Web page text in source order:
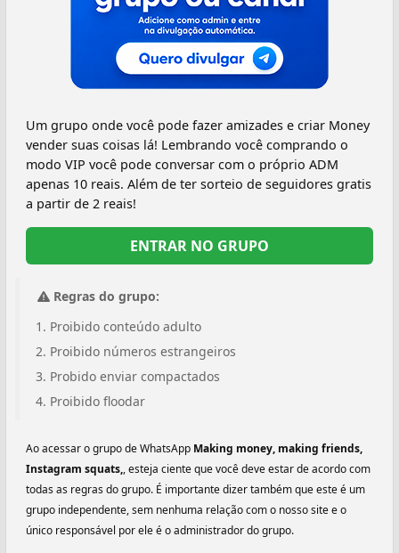
Um grupo onde você pode fazer amizades e criar Money
vender suas coisas lá! Lembrando você comprando o
modo VIP você pode conversar com o próprio ADM
apenas 10 reais. Além de ter sorteio de seguidores gratis
a partir de 2 reais!
ENTRAR NO GRUPO
Regras do grupo:
Proibido conteúdo adulto
Proibido números estrangeiros
Probido enviar compactados
Proibido floodar
Ao acessar o grupo de WhatsApp Making money, making friends,
Instagram squats,, esteja ciente que você deve estar de acordo com
todas as regras do grupo. É importante dizer também que este é um
grupo independente, sem nenhuma relação com o nosso site e o
único responsável por ele é o administrador do grupo.